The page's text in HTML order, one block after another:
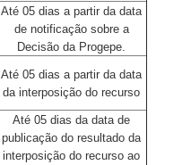
Até 05 dias a partir da data
de notificação sobre a
Decisão da Progepe.
Até 05 dias a partir da data
da interposição do recurso
Até 05 dias da data de
publicação do resultado da
interposição do recurso ao